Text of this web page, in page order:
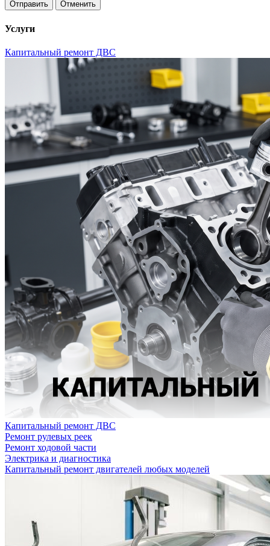
Отменить
Услуги
Капитальный ремонт ДВС
Капитальный ремонт ДВС
Ремонт рулевых реек
Ремонт ходовой части
Электрика и диагностика
Капитальный ремонт двигателей любых моделей